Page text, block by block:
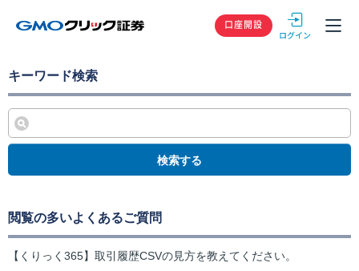
GMOクリック
口座開設
キーワード検索
検索する
閲覧の多いよくあるご質問
【くりっく365】取引履歴CSVの見方を教えてください。